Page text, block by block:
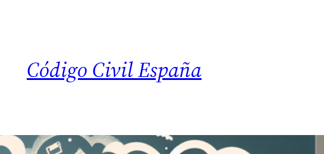
Código Civil España